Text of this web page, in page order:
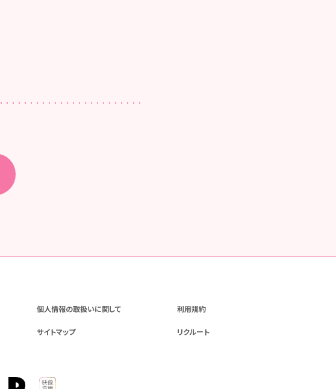
個人情報の取扱いに関して 利用規約
サイトマップ リクルート